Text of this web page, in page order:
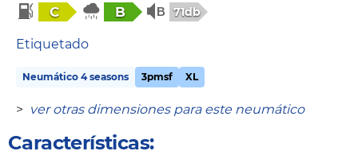
C B 71db
Etiquetado
Neumático 4 seasons 3pmsf XL
> ver otras dimensiones para este neumático
Características: